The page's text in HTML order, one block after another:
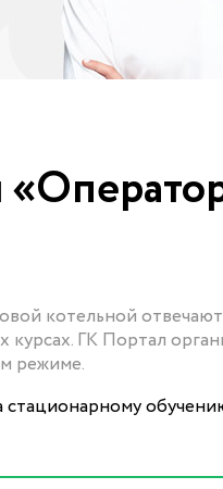
котельной
ГК Портал
режиме.